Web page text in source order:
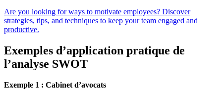
Are you looking for ways to motivate employees? Discover
strategies, tips, and techniques to keep your team engaged and
productive.
Exemples d’application pratique de
l’analyse SWOT
Exemple 1 : Cabinet d’avocats